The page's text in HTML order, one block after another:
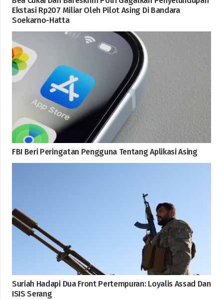
Ekstasi Rp207 Miliar Oleh Pilot Asing Di Bandara
Soekarno-Hatta
FBI Beri Peringatan Pengguna Tentang Aplikasi Asing
Suriah Hadapi Dua Front Pertempuran: Loyalis Assad Dan
ISIS Serang